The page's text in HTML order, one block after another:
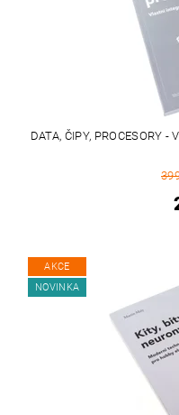
DATA, ČIPY, PROCESORY
AKCE
NOVINKA